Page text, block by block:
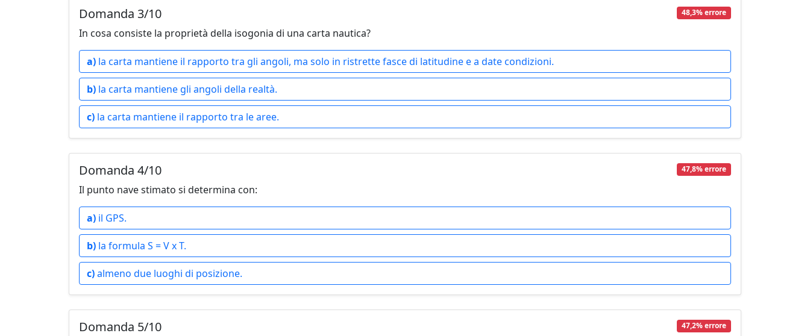
Domanda 3/10 48,3% errore
In cosa consiste la proprietà della isogonia di una carta nautica?
a) la carta mantiene il rapporto tra gli angoli, ma solo in ristrette fasce di latitudine e a date condizioni.
b) la carta mantiene gli angoli della realtà.
c) la carta mantiene il rapporto tra le aree.
Domanda 4/10 47,8% errore
Il punto nave stimato si determina con:
a) il GPS.
b) la formula S = V x T.
c)almeno due luoghi di posizione.
Domanda 5/10 47,2% errore